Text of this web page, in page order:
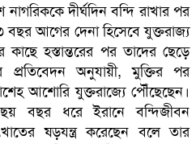
নাগরিককে দীর্ঘদিন বন্দি রাখার পর
বছর আগের দেনা হিসেবে যুক্তরাজ্য
হস্তান্তরের পর তাদের ছেড়ে
প্রতিবেদন অনুযায়ী, মুক্তির পর
আশোরি যুক্তরাজ্যে পৌঁছেছেন।
ছয় বছর ধরে ইরানে বন্দিজীবন
ষড়যন্ত্র করেছেন বলে তার